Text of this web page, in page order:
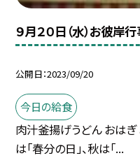
９月２０日（水）お彼岸
公開日 2023/09/20
今日の給食
肉汁釜揚げうどん おはぎ
は「春分の日」、秋は「...